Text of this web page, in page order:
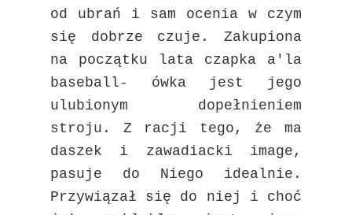
od ubrań i sam ocenia w czym
się dobrze czuje. Zakupiona
na początku lata czapka a'la
baseball- ówka jest jego
ulubionym dopełnieniem
stroju. Z racji tego, że ma
daszek i zawadiacki image,
pasuje do Niego idealnie.
Przywiązał się do niej i choć